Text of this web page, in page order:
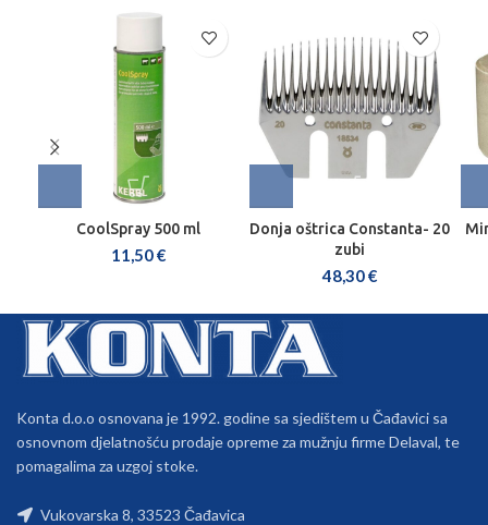
CoolSpray 500 ml
11,50€
Donja oštrica Constanta- 20
zubi
48,30€
Konta d.o.o osnovana je 1992. godine sa sjedištem u Čađavici sa
osnovnom djelatnošću prodaje opreme za mužnju firme Delaval, te
pomagalima za uzgoj stoke.
Vukovarska 8, 33523 Čađavica